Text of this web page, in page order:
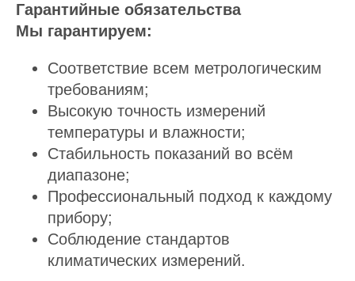
Гарантийные обязательства
Мы гарантируем:
Соответствие всем метрологическим
требованиям;
Высокую точность измерений
температуры и влажности;
Стабильность показаний во всём
диапазоне;
Профессиональный подход к каждому
прибору;
Соблюдение стандартов
климатических измерений.